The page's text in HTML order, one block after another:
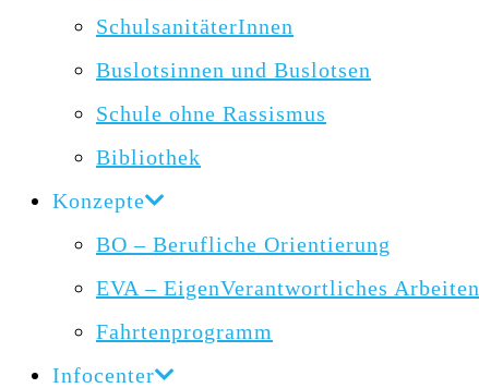
SchulsanitäterInnen
Buslotsinnen und Buslotsen
Schule ohne Rassismus
Bibliothek
Konzepte
BO – Berufliche Orientierung
EVA – EigenVerantwortliches Arbeiten
Fahrtenprogramm
Infocenter